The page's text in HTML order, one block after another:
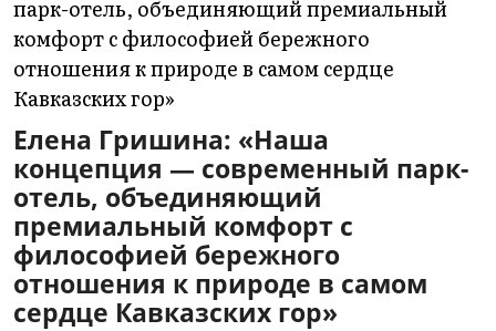
Елена Гришина: «Наша
концепция — современный парк-
отель, объединяющий
премиальный комфорт с
философией бережного
отношения к природе в самом
сердце Кавказских гор»